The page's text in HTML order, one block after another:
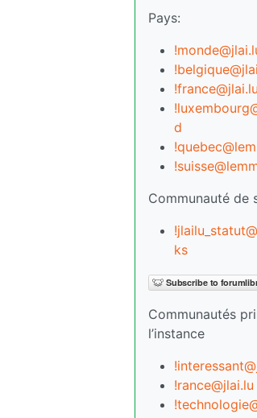
Pays:
!france@jlai.lu
d
Communauté de
ks
Communautés
l’instance
!rance@jlai.lu